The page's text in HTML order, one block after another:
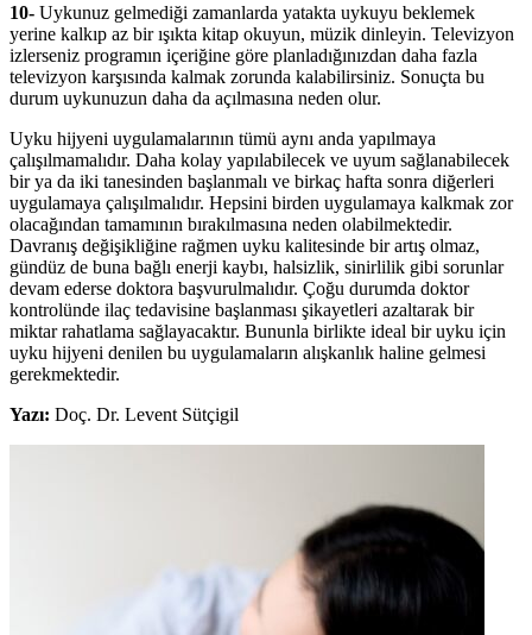
10- Uykunuz gelmediği zamanlarda yatakta uykuyu beklemek
yerine kalkıp az bir ışıkta kitap okuyun, müzik dinleyin. Televizyon
izlerseniz programın içeriğine göre planladığınızdan daha fazla
televizyon karşısında kalmak zorunda kalabilirsiniz. Sonuçta bu
durum uykunuzun daha da açılmasına neden olur.
Uyku hijyeni uygulamalarının tümü aynı anda yapılmaya
çalışılmamalıdır. Daha kolay yapılabilecek ve uyum sağlanabilecek
bir ya da iki tanesinden başlanmalı ve birkaç hafta sonra diğerleri
uygulamaya çalışılmalıdır. Hepsini birden uygulamaya kalkmak zor
olacağından tamamının bırakılmasına neden olabilmektedir.
Davranış değişikliğine rağmen uyku kalitesinde bir artış olmaz,
gündüz de buna bağlı enerji kaybı, halsizlik, sinirlilik gibi sorunlar
devam ederse doktora başvurulmalıdır. Çoğu durumda doktor
kontrolünde ilaç tedavisine başlanması şikayetleri azaltarak bir
miktar rahatlama sağlayacaktır. Bununla birlikte ideal bir uyku için
uyku hijyeni denilen bu uygulamaların alışkanlık haline gelmesi
gerekmektedir.
Yazı: Doç. Dr. Levent Sütçigil